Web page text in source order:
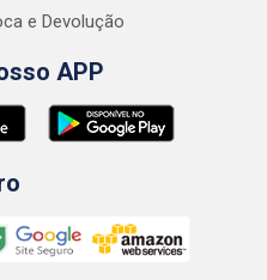
e Devolução
APP